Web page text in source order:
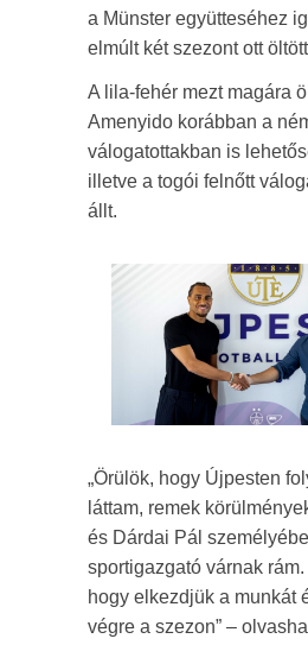
a Münster együtteséhez
elmúlt két szezont ott
A lila-fehér mezt magára
Amenyido korábban a
válogatottakban is
illetve a togói felnőtt
állt.
„Örülök, hogy Újpesten
láttam, remek
és Dárdai Pál
sportigazgató várnak
hogy elkezdjük a munkát
végre a szezon” –